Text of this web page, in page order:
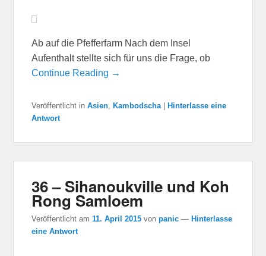
Ab auf die Pfefferfarm Nach dem Insel
Aufenthalt stellte sich für uns die Frage, ob
Continue Reading →
Veröffentlicht in Asien Kambodscha
Hinterlasse eine
Antwort
36 – Sihanoukville und Koh
Rong Samloem
Veröffentlicht am11. April 2015 vonpanic —Hinterlasse
eine Antwort